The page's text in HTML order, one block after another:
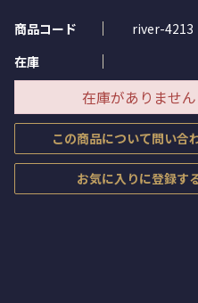
商品コード
river-4213
在庫
在庫がありません
この商品について問い合
お気に入りに登録す